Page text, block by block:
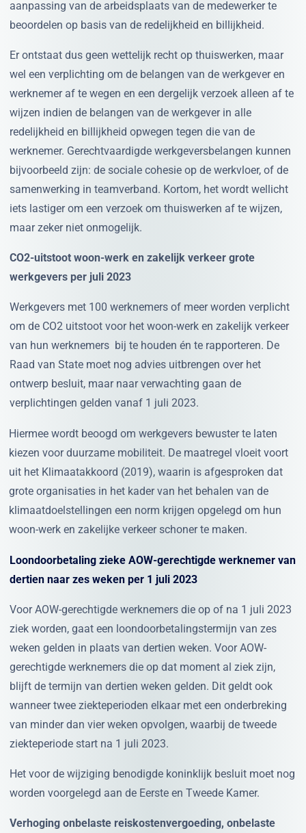
aanpassing van de arbeidsplaats van de medewerker te
beoordelen op basis van de redelijkheid en billijkheid.
Er ontstaat dus geen wettelijk recht op thuiswerken, maar
wel een verplichting om de belangen van de werkgever en
werknemer af te wegen en een dergelijk verzoek alleen af te
wijzen indien de belangen van de werkgever in alle
redelijkheid en billijkheid opwegen tegen die van de
werknemer. Gerechtvaardigde werkgeversbelangen kunnen
bijvoorbeeld zijn: de sociale cohesie op de werkvloer, of de
samenwerking in teamverband. Kortom, het wordt wellicht
iets lastiger om een verzoek om thuiswerken af te wijzen,
maar zeker niet onmogelijk.
CO2-uitstoot woon-werk en zakelijk verkeer grote
werkgevers per juli 2023
Werkgevers met 100 werknemers of meer worden verplicht
om de CO2 uitstoot voor het woon-werk en zakelijk verkeer
van hun werknemers bij te houden én te rapporteren. De
Raad van State moet nog advies uitbrengen over het
ontwerp besluit, maar naar verwachting gaan de
verplichtingen gelden vanaf 1 juli 2023.
Hiermee wordt beoogd om werkgevers bewuster te laten
kiezen voor duurzame mobiliteit. De maatregel vloeit voort
uit het Klimaatakkoord (2019), waarin is afgesproken dat
grote organisaties in het kader van het behalen van de
klimaatdoelstellingen een norm krijgen opgelegd om hun
woon-werk en zakelijke verkeer schoner te maken.
Loondoorbetaling zieke AOW-gerechtigde werknemer van
dertien naar zes weken per 1 juli 2023
Voor AOW-gerechtigde werknemers die op of na 1 juli 2023
ziek worden, gaat een loondoorbetalingstermijn van zes
weken gelden in plaats van dertien weken. Voor AOW-
gerechtigde werknemers die op dat moment al ziek zijn,
blijft de termijn van dertien weken gelden. Dit geldt ook
wanneer twee ziekteperioden elkaar met een onderbreking
van minder dan vier weken opvolgen, waarbij de tweede
ziekteperiode start na 1 juli 2023.
Het voor de wijziging benodigde koninklijk besluit moet nog
worden voorgelegd aan de Eerste en Tweede Kamer.
Verhoging onbelaste reiskostenvergoeding, onbelaste